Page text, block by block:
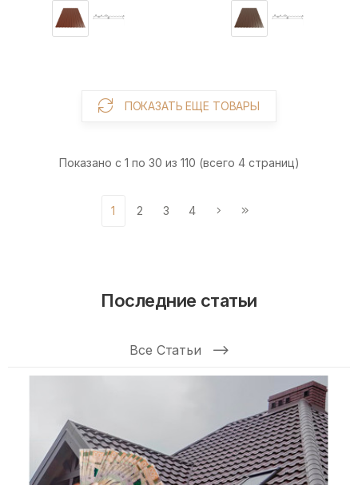
ПОКАЗАТЬ ЕЩЕ ТОВАРЫ
Показано с 1 по 30 из 110 (всего 4 страниц)
1 2 3 4
Последние статьи
Все Статьи